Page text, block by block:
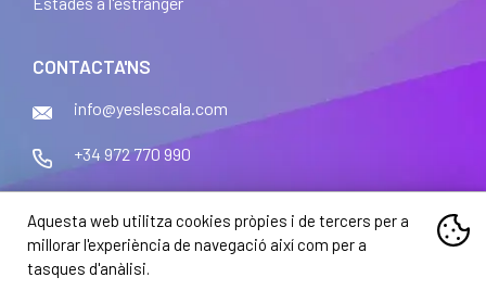
CONTACTA'NS
info@yeslescala.com
+34 972 770 990
Aquesta web utilitza cookies pròpies i de tercers per a
millorar l'experiència de navegació així com per a
tasques d'anàlisi.